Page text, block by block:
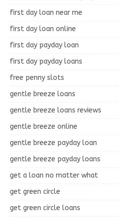
first day loan near me
first day loan online
first day payday loan
first day payday loans
free penny slots
gentle breeze loans
gentle breeze loans reviews
gentle breeze online
gentle breeze payday loan
gentle breeze payday loans
get a loan no matter what
get green circle
get green circle loans